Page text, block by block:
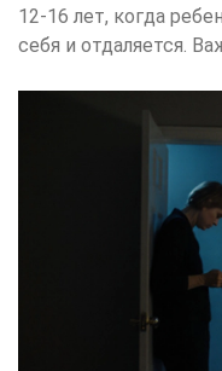
12-16 лет, когда
себя и отдаляется.
выбор и